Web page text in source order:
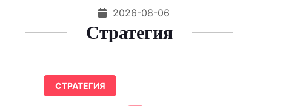
2026-08-06
Стратегия
СТРАТЕГИЯ